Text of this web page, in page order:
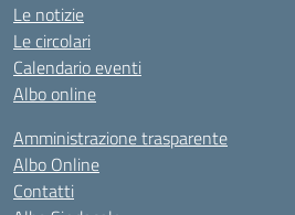
Le notizie
Le circolari
Calendario eventi
Albo online
Amministrazione trasparente
Albo Online
Contatti